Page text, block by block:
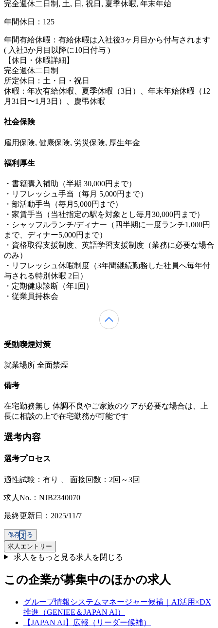
完全週休二日制, 土, 日, 祝日, 夏季休暇, 年末年始
年間休日：125
年間有給休暇：有給休暇は入社後3ヶ月目から付与されます
( 入社3か月目以降に10日付与 )
【休日・休暇詳細】
完全週休二日制
所定休日：土・日・祝日
休暇：年次有給休暇、夏季休暇（3日）、年末年始休暇（12
月31日〜1月3日）、慶弔休暇
社会保険
雇用保険, 健康保険, 労災保険, 厚生年金
福利厚生
・書籍購入補助（半期 30,000円まで）
・リフレッシュ手当（毎月 5,000円まで）
・部活動手当（毎月5,000円まで）
・家賃手当（当社指定の駅を対象とし毎月30,000円まで）
・シャッフルランチ/ディナー（四半期に一度ランチ1,000円
まで、ディナー5,000円まで）
・資格取得支援制度、英語学習支援制度（業務に必要な場合
のみ）
・リフレッシュ休暇制度（3年間継続勤務した社員へ毎年付
与される特別休暇 2日）
・定期健康診断（年1回）
・従業員持株会
受動喫煙対策
就業場所 全面禁煙
備考
在宅勤務無し 体調不良やご家族のケアが必要な場合は、上
長に相談の上で在宅勤務が可能です
選考内容
選考プロセス
適性試験： 有り 面接回数：2回～3回
求人No.：NJB2340070
最終更新日：2025/11/7
保存する
求人エントリー
求人をもっと見る求人を閉じる
この企業が募集中のほかの求人
グループ情報システムマネージャー候補｜AI活用×DX
推進（GENIEE＆JAPAN AI）
【JAPAN AI】広報（リーダー候補）